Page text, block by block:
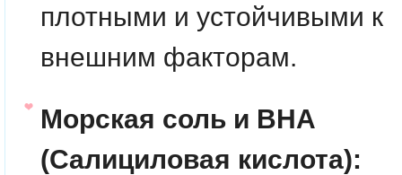
плотными и устойчивыми к
внешним факторам.
Морская соль и BHA
(Салициловая кислота):